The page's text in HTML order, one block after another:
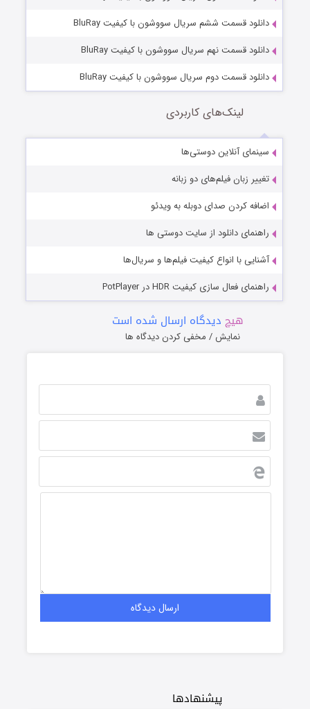
پیشنهادها
دانلود قسمت ششم سریال سووشون با کیفیت BluRay
دانلود قسمت نهم سریال سووشون با کیفیت BluRay
دانلود قسمت دوم سریال سووشون با کیفیت BluRay
لینک‌های کاربردی
سینمای آنلاین دوستی‌ها
تغییر زبان فیلم‌های دو زبانه
اضافه کردن صدای دوبله به ویدئو
راهنمای دانلود از سایت دوستی ها
آشنایی با انواع کیفیت فیلم‌ها و سریال‌ها
راهنمای فعال سازی کیفیت HDR در PotPlayer
هیچ دیدگاه ارسال شده است
نمایش / مخفی کردن دیدگاه ها